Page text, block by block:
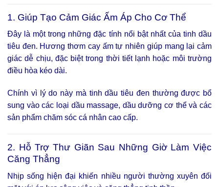
1. Giúp Tạo Cảm Giác Ấm Áp Cho Cơ Thể
Đây là một trong những đặc tính nổi bật nhất của tinh dầu
tiêu đen. Hương thơm cay ấm tự nhiên giúp mang lại cảm
giác dễ chịu, đặc biệt trong thời tiết lạnh hoặc môi trường
điều hòa kéo dài.
Chính vì lý do này mà tinh dầu tiêu đen thường được bổ
sung vào các loại dầu massage, dầu dưỡng cơ thể và các
sản phẩm chăm sóc cá nhân cao cấp.
2. Hỗ Trợ Thư Giãn Sau Những Giờ Làm Việc
Căng Thẳng
Nhịp sống hiện đại khiến nhiều người thường xuyên đối